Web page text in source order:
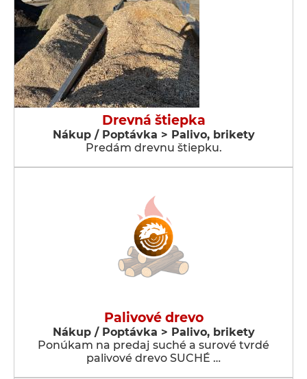
Drevná štiepka
Nákup / Poptávka > Palivo, brikety
Predám drevnu štiepku.
Palivové drevo
Nákup / Poptávka > Palivo, brikety
Ponúkam na predaj suché a surové tvrdé
palivové drevo SUCHÉ …